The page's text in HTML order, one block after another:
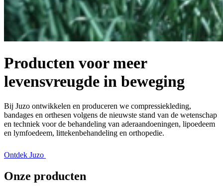
Producten voor meer
levensvreugde in beweging
Bij Juzo ontwikkelen en produceren we compressiekleding,
bandages en orthesen volgens de nieuwste stand van de wetenschap
en techniek voor de behandeling van aderaandoeningen, lipoedeem
en lymfoedeem, littekenbehandeling en orthopedie.
Ontdek Juzo
Onze producten